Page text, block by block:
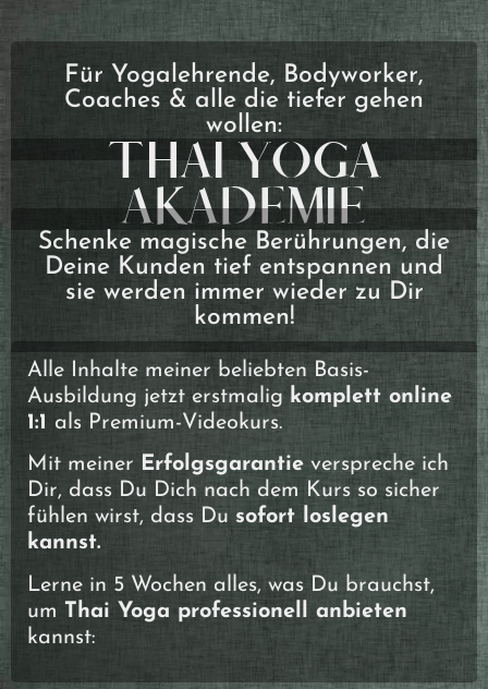
Für Yogalehrende, Bodyworker,
Coaches & alle die tiefer gehen
wollen:
THAI YOGA
AKADEMIE
Schenke magische Berührungen, die
Deine Kunden tief entspannen und
sie werden immer wieder zu Dir
kommen!
Alle Inhalte meiner beliebten Basis-
Ausbildung jetzt erstmalig komplett online
1:1 als Premium-Videokurs.
Mit meiner Erfolgsgarantie verspreche ich
Dir, dass Du Dich nach dem Kurs so sicher
fühlen wirst, dass Du sofort loslegen
kannst.
Lerne in 5 Wochen alles, was Du brauchst,
um Thai Yoga professionell anbieten
kannst: